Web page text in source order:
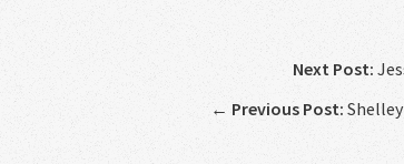
Next Post:
← Previous Post: